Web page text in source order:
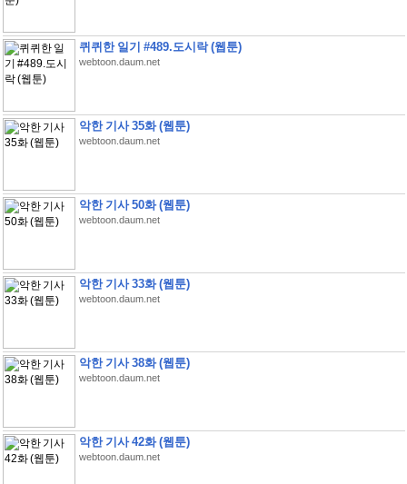
퀴퀴한 일기 #489.도시락 (웹툰)
webtoon.daum.net
악한 기사 35화 (웹툰)
webtoon.daum.net
악한 기사 50화 (웹툰)
webtoon.daum.net
악한 기사 33화 (웹툰)
webtoon.daum.net
악한 기사 38화 (웹툰)
webtoon.daum.net
악한 기사 42화 (웹툰)
webtoon.daum.net